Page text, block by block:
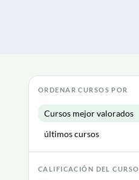
ORDENAR CURSOS POR
Cursos mejor valorados
últimos cursos
CALIFICACIÓN DEL CURSO